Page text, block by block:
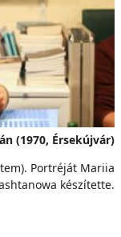
(1970, Érsekújvár)
Portréját Mariia
készítette.